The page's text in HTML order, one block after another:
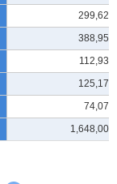
299,629
388,955
112,935
125,171
74,078
1,648,003